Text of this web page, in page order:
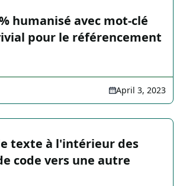
humanisé avec mot-clé
pour le référencement
April 3, 2023
texte à l'intérieur des
code vers une autre